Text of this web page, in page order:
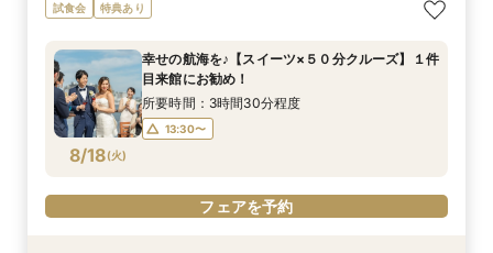
8/17(月)
ンチクルーズ体験×プラン特別特典付き相談会
所要時間：4時間30分程度
8/17(月)
学×アットホームパーティー相談フェア
9:00〜
10:30〜
15:00〜
8/17(月)
グクルーズ相談会
10:30〜 14:00〜
8/17(月)
学♪運命の会場がここに・・★
10:30〜 13:00〜
試食会 特典あり
8/18(火)
幸せの航海を♪【スイーツ×５０分クルーズ】１件
目来館にお勧め！
所要時間：3時間30分程度
13:30〜
フェアを予約